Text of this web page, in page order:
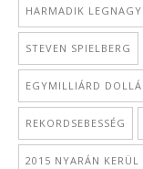
HARMADIK
STEVEN SPIELBERG
EGYMILLIÁRD
REKORDSEBESSÉG
2015 NYARÁN